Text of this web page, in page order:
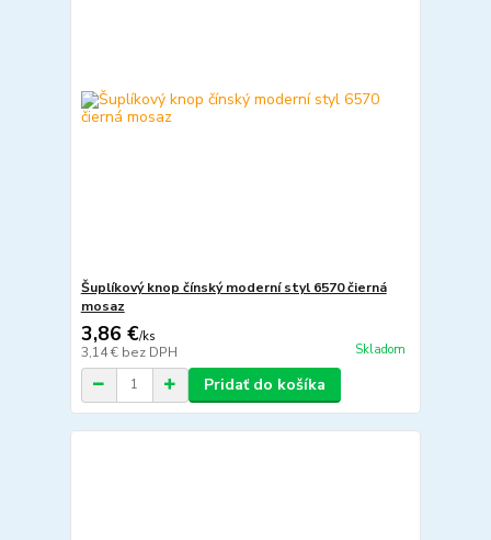
Šuplíkový knop čínský moderní styl 6570 čierná
mosaz
3,86 €/ks
3,14 € bez DPH Skladom
Pridať do košíka